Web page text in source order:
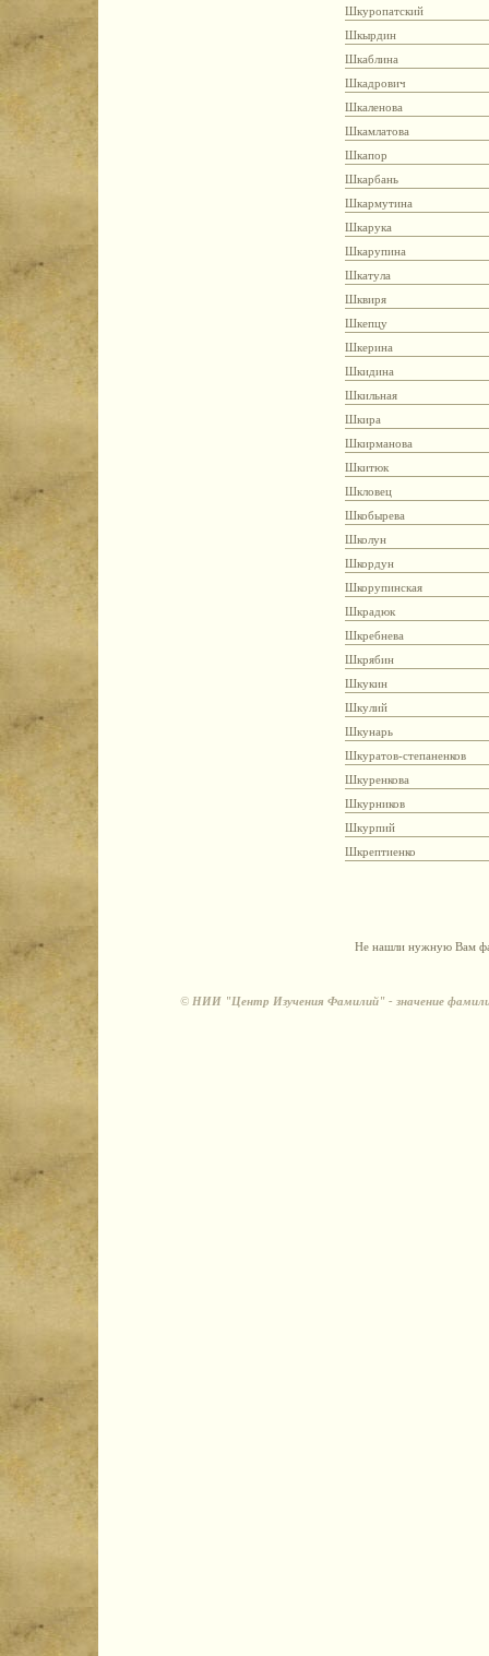
Шкуропатский
Шкырдин
Шкаблина
Шкадрович
Шкаленова
Шкамлатова
Шкапор
Шкарбань
Шкармутина
Шкарука
Шкарупина
Шкатула
Шквиря
Шкепцу
Шкерина
Шкидина
Шкильная
Шкира
Шкирманова
Шкитюк
Шкловец
Шкобырева
Школун
Шкордун
Шкорупинская
Шкрадюк
Шкребнева
Шкрябин
Шкукин
Шкулий
Шкунарь
Шкуратов-степаненков
Шкуренкова
Шкурников
Шкурпий
Шкрептиенко
Не нашли нужную Вам
© НИИ "Центр Изучения Фамилий" - значение